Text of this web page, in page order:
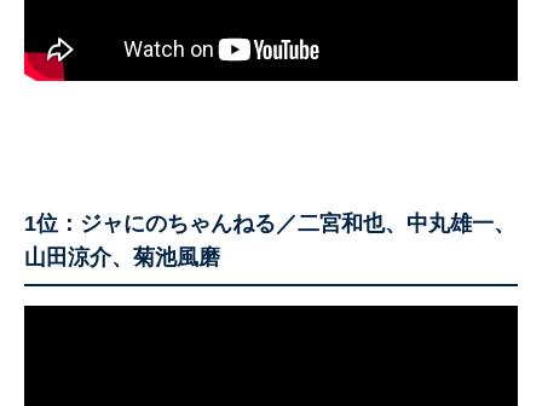
1位：ジャにのちゃんねる／二宮和也、中丸雄一、
山田涼介、菊池風磨